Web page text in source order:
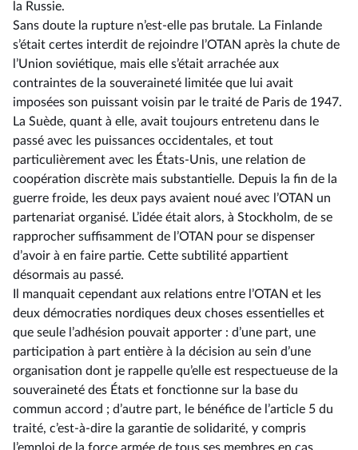
la Russie.
Sans doute la rupture n’est-elle pas brutale. La Finlande
s’était certes interdit de rejoindre l’OTAN après la chute de
l’Union soviétique, mais elle s’était arrachée aux
contraintes de la souveraineté limitée que lui avait
imposées son puissant voisin par le traité de Paris de 1947.
La Suède, quant à elle, avait toujours entretenu dans le
passé avec les puissances occidentales, et tout
particulièrement avec les États-Unis, une relation de
coopération discrète mais substantielle. Depuis la fin de la
guerre froide, les deux pays avaient noué avec l’OTAN un
partenariat organisé. L’idée était alors, à Stockholm, de se
rapprocher suffisamment de l’OTAN pour se dispenser
d’avoir à en faire partie. Cette subtilité appartient
désormais au passé.
Il manquait cependant aux relations entre l’OTAN et les
deux démocraties nordiques deux choses essentielles et
que seule l’adhésion pouvait apporter : d’une part, une
participation à part entière à la décision au sein d’une
organisation dont je rappelle qu’elle est respectueuse de la
souveraineté des États et fonctionne sur la base du
commun accord ; d’autre part, le bénéfice de l’article 5 du
traité, c’est-à-dire la garantie de solidarité, y compris